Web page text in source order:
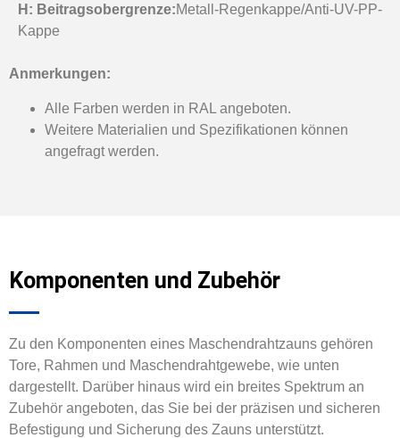
H: Beitragsobergrenze:Metall-Regenkappe/Anti-UV-PP-
Kappe
Anmerkungen:
Alle Farben werden in RAL angeboten.
Weitere Materialien und Spezifikationen können
angefragt werden.
Komponenten und Zubehör
Zu den Komponenten eines Maschendrahtzauns gehören
Tore, Rahmen und Maschendrahtgewebe, wie unten
dargestellt. Darüber hinaus wird ein breites Spektrum an
Zubehör angeboten, das Sie bei der präzisen und sicheren
Befestigung und Sicherung des Zauns unterstützt.